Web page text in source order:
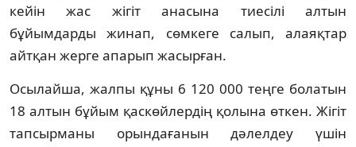
кейін жас жігіт анасына тиесілі алтын
бұйымдарды жинап, сөмкеге салып, алаяқтар
айтқан жерге апарып жасырған.
Осылайша, жалпы құны 6 120 000 теңге болатын
18 алтын бұйым қаскөйлердің қолына өткен. Жігіт
тапсырманы орындағанын дәлелдеу үшін